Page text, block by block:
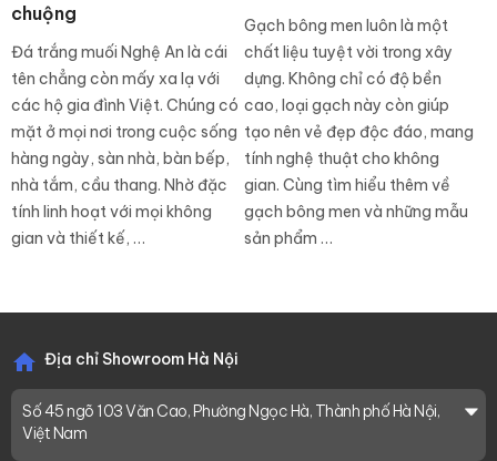
chuộng
Đá trắng muối Nghệ An là cái
tên chẳng còn mấy xa lạ với
các hộ gia đình Việt. Chúng có
mặt ở mọi nơi trong cuộc sống
hàng ngày, sàn nhà, bàn bếp,
nhà tắm, cầu thang. Nhờ đặc
tính linh hoạt với mọi không
gian và thiết kế, …
Gạch bông men luôn là một
chất liệu tuyệt vời trong xây
dựng. Không chỉ có độ bền
cao, loại gạch này còn giúp
tạo nên vẻ đẹp độc đáo, mang
tính nghệ thuật cho không
gian. Cùng tìm hiểu thêm về
gạch bông men và những mẫu
sản phẩm …
Địa chỉ Showroom Hà Nội
Số 45 ngõ 103 Văn Cao, Phường Ngọc Hà, Thành phố Hà Nội,
Việt Nam